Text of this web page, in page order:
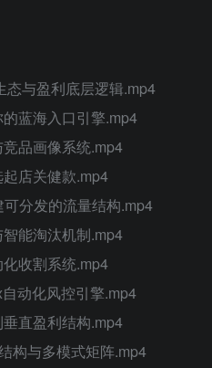
态与盈利底层逻辑.mp4
蓝海入口引擎.mp4
品画像系统.mp4
店关健款.mp4
分发的流量结构.mp4
能淘汰机制.mp4
收割系统.mp4
动化风控引擎.mp4
直盈利结构.mp4
构与多模式矩阵.mp4